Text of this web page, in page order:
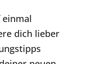
einmal
dich lieber